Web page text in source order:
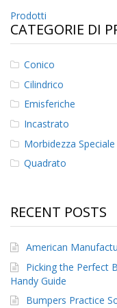
o
n
E
u
v
a
e
e
e
v
z
articoli
Prodotti
CATEGORIE DI
Conico
Cilindrico
Emisferiche
Incastrato
Morbidezza Speciale
Quadrato
RECENT POSTS
American
Picking the Perfect
Handy Guide
Bumpers Practice